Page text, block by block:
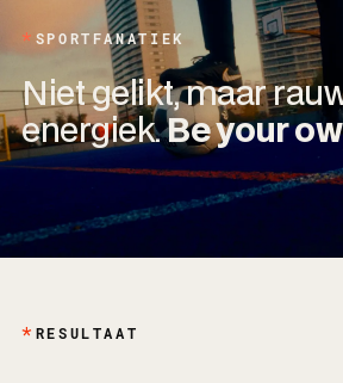
SPORTFANATIEK
Niet gelikt, maar
energiek.Be your
RESULTAAT